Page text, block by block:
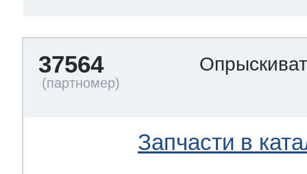
37564
Запчасти в